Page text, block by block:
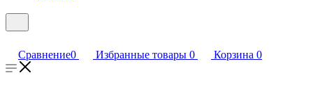
Сравнение0 Избранные товары 0 Корзина 0